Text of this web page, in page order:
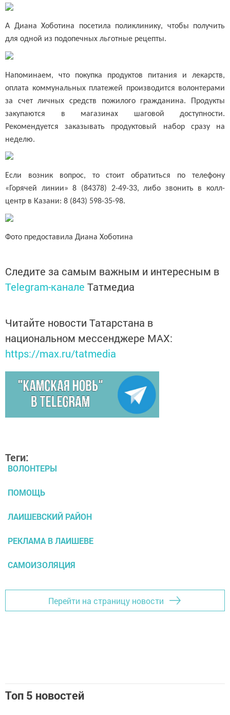
А Диана Хоботина посетила поликлинику, чтобы получить
для одной из подопечных льготные рецепты.
Напоминаем, что покупка продуктов питания и лекарств,
оплата коммунальных платежей производится волонтерами
за счет личных средств пожилого гражданина. Продукты
закупаются в магазинах шаговой доступности.
Рекомендуется заказывать продуктовый набор сразу на
неделю.
Если возник вопрос, то стоит обратиться по телефону
«Горячей линии» 8 (84378) 2-49-33, либо звонить в колл-
центр в Казани: 8 (843) 598-35-98.
Фото предоставила Диана Хоботина
Следите за самым важным и интересным в
Telegram-канале Татмедиа
Читайте новости Татарстана в
национальном мессенджере MАХ:
https://max.ru/tatmedia
Теги:
ВОЛОНТЕРЫ
ПОМОЩЬ
ЛАИШЕВСКИЙ РАЙОН
РЕКЛАМА В ЛАИШЕВЕ
САМОИЗОЛЯЦИЯ
Перейти на страницу новости
Топ 5 новостей